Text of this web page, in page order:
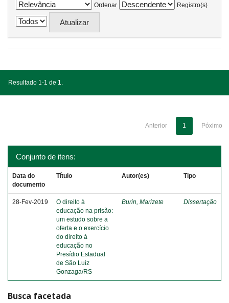
Ordenar
Registro(s)
Resultado 1-1 de 1.
Anterior 1 Póximo
Conjunto de itens:
Data do
documento
Título Autor(es) Tipo
28-Fev-2019
O direito à
educação na prisão:
um estudo sobre a
oferta e o exercício
do direito à
educação no
Presídio Estadual
de São Luiz
Gonzaga/RS
Burin, Marizete Dissertação
Busca facetada